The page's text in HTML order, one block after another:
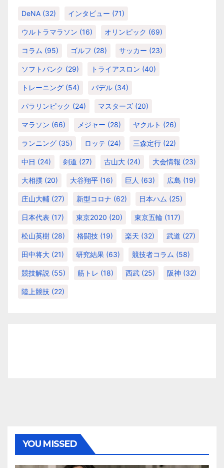
DeNA (32) インタビュー (71)
ウルトラマラソン (16) オリンピック (69)
コラム (95) ゴルフ (28) サッカー (23)
ソフトバンク (29) トライアスロン (40)
トレーニング (54) パデル (34)
パラリンピック (24) マスターズ (20)
マラソン (66) メジャー (28) ヤクルト (26)
ランニング (35) ロッテ (24) 三森定行 (22)
中日 (24) 剣道 (27) 古山大 (24) 大会情報 (23)
大相撲 (20) 大谷翔平 (16) 巨人 (63) 広島 (19)
庄山大輔 (27) 新型コロナ (62) 日本ハム (25)
日本代表 (17) 東京2020 (20) 東京五輪 (117)
松山英樹 (28) 格闘技 (19) 楽天 (32) 武道 (27)
田中将大 (21) 研究結果 (63) 競技者コラム (58)
競技解説 (55) 筋トレ (18) 西武 (25) 阪神 (32)
陸上競技 (22)
YOU MISSED